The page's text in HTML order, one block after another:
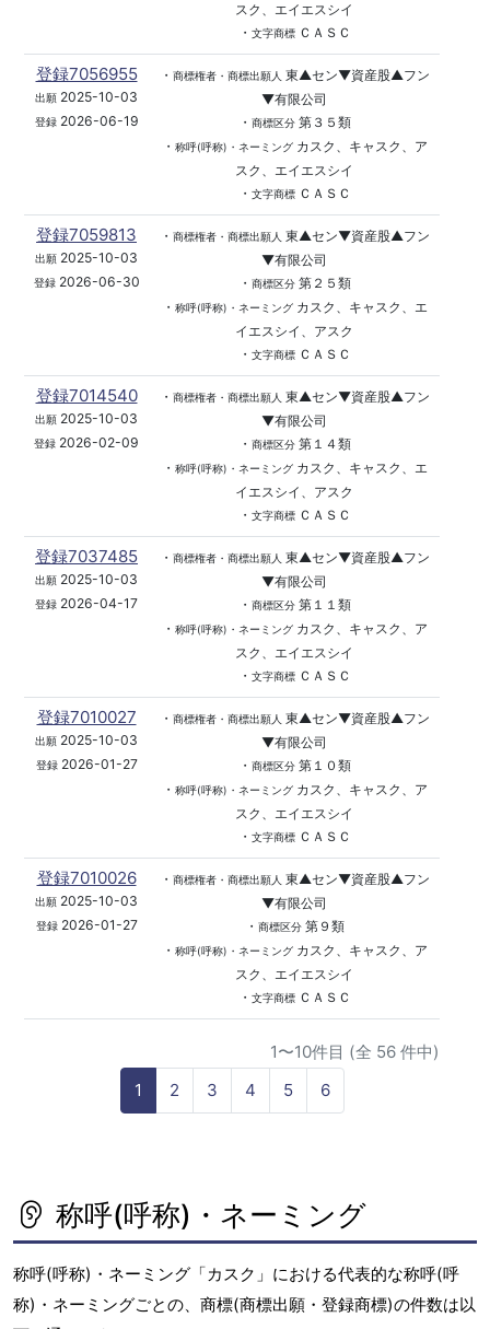
スク、エイエスシイ
・ 文字商標ＣＡＳＣ
登録7056955
出願 2025-10-03
登録2026-06-19
・ 商標権者・商標出願人 東▲セン▼資産股▲フン
▼有限公司
・ 商標区分第３５類
・ 称呼(呼称)・ネーミングカスク、キャスク、ア
スク、エイエスシイ
・ 文字商標ＣＡＳＣ
登録7059813
出願 2025-10-03
登録2026-06-30
・ 商標権者・商標出願人 東▲セン▼資産股▲フン
▼有限公司
・ 商標区分第２５類
・ 称呼(呼称)・ネーミングカスク、キャスク、エ
イエスシイ、アスク
・ 文字商標ＣＡＳＣ
登録7014540
出願 2025-10-03
登録 2026-02-09
・ 商標権者・商標出願人 東▲セン▼資産股▲フン
▼有限公司
・ 商標区分第１４類
・ 称呼(呼称)・ネーミングカスク、キャスク、エ
イエスシイ、アスク
・ 文字商標ＣＡＳＣ
登録7037485
出願 2025-10-03
登録 2026-04-17
・ 商標権者・商標出願人 東▲セン▼資産股▲フン
▼有限公司
・ 商標区分第１１類
・ 称呼(呼称)・ネーミングカスク、キャスク、ア
スク、エイエスシイ
・ 文字商標ＣＡＳＣ
登録7010027
出願 2025-10-03
登録2026-01-27
・ 商標権者・商標出願人 東▲セン▼資産股▲フン
▼有限公司
・ 商標区分第１０類
・ 称呼(呼称)・ネーミングカスク、キャスク、ア
スク、エイエスシイ
・ 文字商標ＣＡＳＣ
登録7010026
出願 2025-10-03
登録2026-01-27
・ 商標権者・商標出願人 東▲セン▼資産股▲フン
▼有限公司
・ 商標区分第９類
・ 称呼(呼称)・ネーミングカスク、キャスク、ア
スク、エイエスシイ
・ 文字商標ＣＡＳＣ
1〜10件目 (全 56 件中)
1
2 3 4 5 6
称呼(呼称)・ネーミング
称呼(呼称)・ネーミング「カスク」における代表的な称呼(呼
称)・ネーミングごとの、商標(商標出願・登録商標)の件数は以